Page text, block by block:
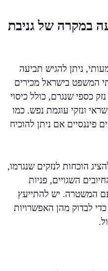
במקרה של גניבת
ניתן להגיש תביעה
המשפט בישראל מכירים
כספי שנגרם, כולל כיסוי
ונזקי עוגמת נפש. כמו
פיננסיים אם ניתן להוכיח
הוכחות לנזקים שנגרמו,
השגויים, פניות
עם המשטרה. יש להתייעץ
לבדוק מהן האפשרויות